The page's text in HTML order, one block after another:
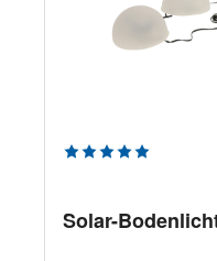
Durchschnittliche
Solar-